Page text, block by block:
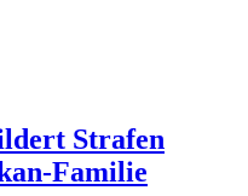
Strafen
Familie